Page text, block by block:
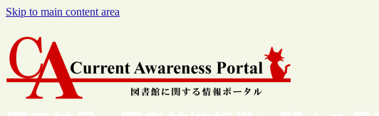
Skip to main content area